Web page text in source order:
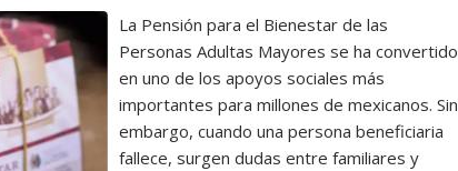
La Pensión para el Bienestar de las
Personas Adultas Mayores se ha convertido
en uno de los apoyos sociales más
importantes para millones de mexicanos. Sin
embargo, cuando una persona beneficiaria
fallece, surgen dudas entre familiares y